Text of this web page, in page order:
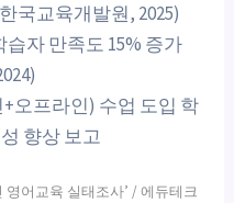
국교육개발원, 2025)
습자 만족도 15% 증가
오프라인) 수업 도입 학
향상 보고
영어교육 실태조사’ / 에듀테크